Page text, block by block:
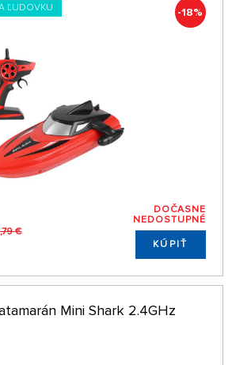
ĽUDOVKU -18%
€
DOČASNE
NEDOSTUPNÉ
KÚPIŤ
Mini Shark 2.4GHz